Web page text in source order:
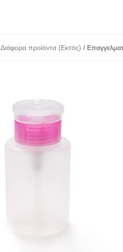
Διάφορα προϊόντα (Εκτός) /